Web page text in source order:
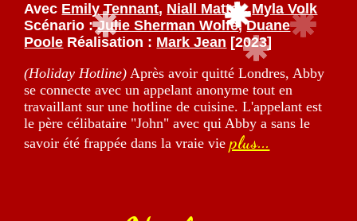
Avec Emily Tennant, Niall Matter,Myla Volk
Scénario :Julie Sherman Wolfe,Duane
Poole Réalisation : Mark Jean [2023]
(Holiday Hotline) Après avoir quitté Londres, Abby
se connecte avec un appelant anonyme tout en
travaillant sur une hotline de cuisine. L'appelant est
le père célibataire "John" avec qui Abby a sans le
savoir été frappée dans la vraie vieplus...